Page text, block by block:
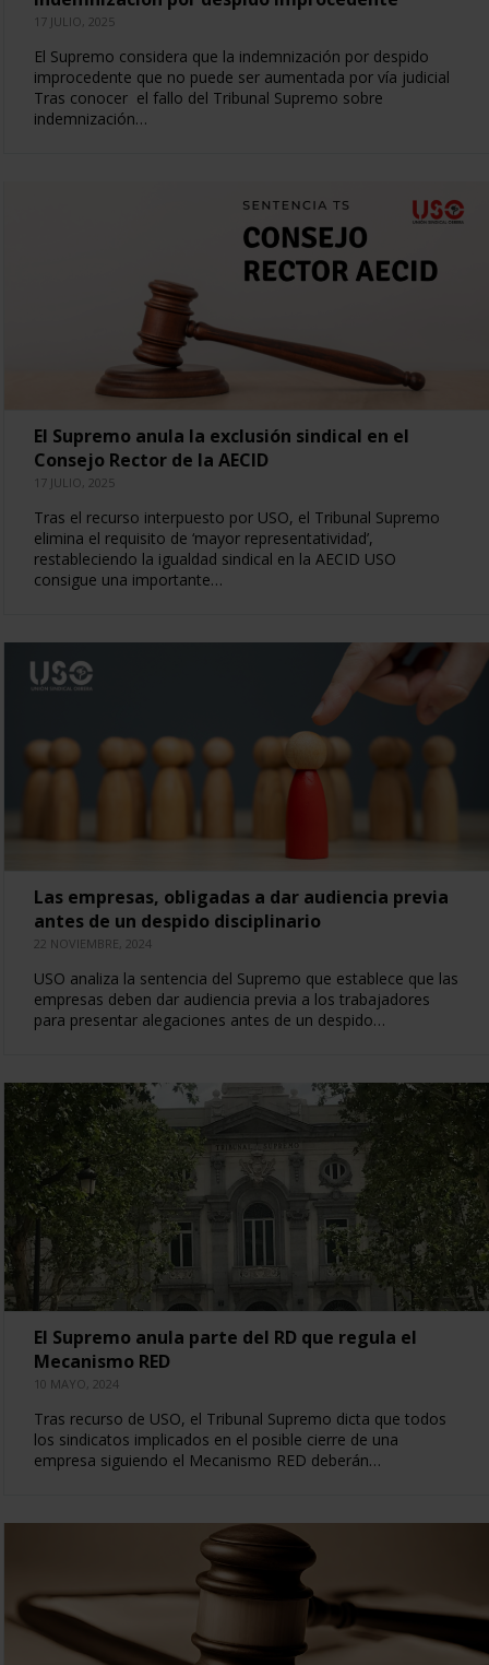
17 JULIO, 2025
El Supremo considera que la indemnización por despido
improcedente que no puede ser aumentada por vía judicial
Tras conocer el fallo del Tribunal Supremo sobre
indemnización…
El Supremo anula la exclusión sindical en el
Consejo Rector de la AECID
17 JULIO, 2025
Tras el recurso interpuesto por USO, el Tribunal Supremo
elimina el requisito de ‘mayor representatividad’,
restableciendo la igualdad sindical en la AECID USO
consigue una importante…
Las empresas, obligadas a dar audiencia previa
antes de un despido disciplinario
22 NOVIEMBRE, 2024
USO analiza la sentencia del Supremo que establece que las
empresas deben dar audiencia previa a los trabajadores
para presentar alegaciones antes de un despido…
El Supremo anula parte del RD que regula el
Mecanismo RED
10 MAYO, 2024
Tras recurso de USO, el Tribunal Supremo dicta que todos
los sindicatos implicados en el posible cierre de una
empresa siguiendo el Mecanismo RED deberán…